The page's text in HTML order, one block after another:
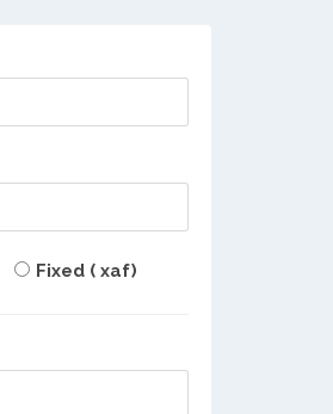
Fixed ( xaf)